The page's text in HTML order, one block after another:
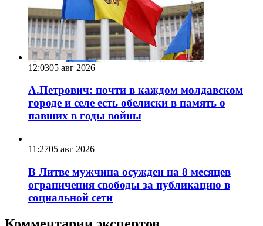
12:0305 авг 2026
А.Петрович: почти в каждом молдавском
городе и селе есть обелиски в память о
павших в годы войны
11:2705 авг 2026
В Литве мужчина осужден на 8 месяцев
ограничения свободы за публикацию в
социальной сети